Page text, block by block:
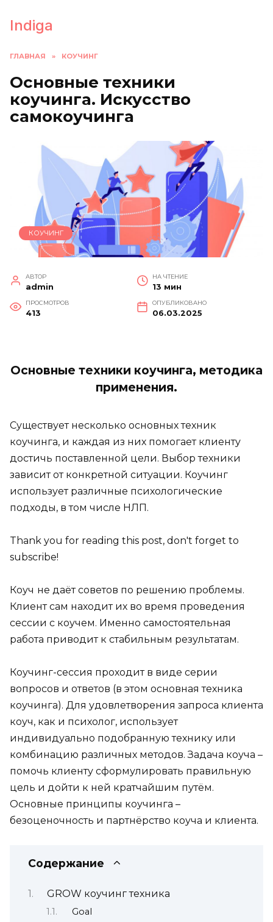
содержанию
Indiga
ГЛАВНАЯ » КОУЧИНГ
Основные техники
коучинга. Искусство
самокоучинга
КОУЧИНГ
АВТОР
admin
НА ЧТЕНИЕ
13 мин
ПРОСМОТРОВ
413
ОПУБЛИКОВАНО
06.03.2025
Основные техники коучинга, методика
применения.
Существует несколько основных техник
коучинга, и каждая из них помогает клиенту
достичь поставленной цели. Выбор техники
зависит от конкретной ситуации. Коучинг
использует различные психологические
подходы, в том числе НЛП.
Thank you for reading this post, don't forget to
subscribe!
Коуч не даёт советов по решению проблемы.
Клиент сам находит их во время проведения
сессии с коучем. Именно самостоятельная
работа приводит к стабильным результатам.
Коучинг-сессия проходит в виде серии
вопросов и ответов (в этом основная техника
коучинга). Для удовлетворения запроса клиента
коуч, как и психолог, использует
индивидуально подобранную технику или
комбинацию различных методов. Задача коуча –
помочь клиенту сформулировать правильную
цель и дойти к ней кратчайшим путём.
Основные принципы коучинга –
безоценочность и партнёрство коуча и клиента.
Содержание
GROW коучинг техника
Goal